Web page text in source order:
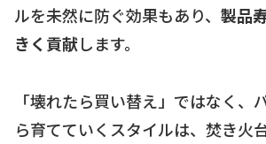
ルを未然に防ぐ効果もあり、 製品
きく貢献します。
「壊れたら買い替え」ではなく、
ら育てていくスタイルは、焚き火